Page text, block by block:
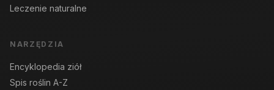
Leczenie naturalne
NARZĘDZIA
Encyklopedia ziół
Spis roślin A-Z